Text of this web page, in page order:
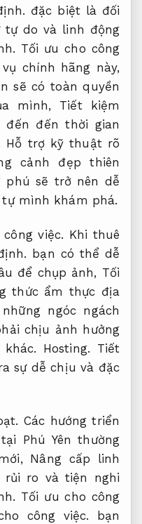
đặc biệt là đối
tự do và linh động
Tối ưu cho công
chính hãng này,
sẽ có toàn quyền
mình, Tiết kiệm
đến đến thời gian
Hỗ trợ kỹ thuật rõ
cảnh đẹp thiên
phú sẽ trở nên dễ
mình khám phá.
việc. Khi thuê
bạn có thể dễ
để chụp ảnh, Tối
thức ẩm thực địa
ngóc ngách
chịu ảnh hưởng
Hosting. Tiết
sự dễ chịu và đặc
Các hướng triển
Phú Yên thường
Nâng cấp linh
rủi ro và tiện nghi
Tối ưu cho công
công việc. bạn